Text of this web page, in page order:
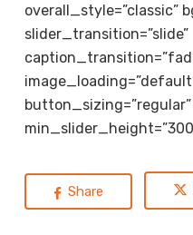
overall_style=”classic”
slider_transition=”slide”
Share